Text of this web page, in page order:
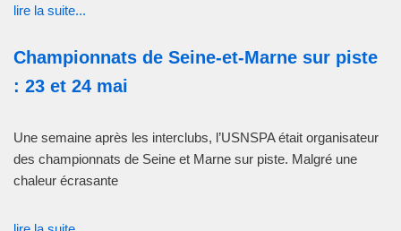
lire la suite...
Championnats de Seine-et-Marne sur piste
: 23 et 24 mai
Une semaine après les interclubs, l’USNSPA était organisateur
des championnats de Seine et Marne sur piste. Malgré une
chaleur écrasante